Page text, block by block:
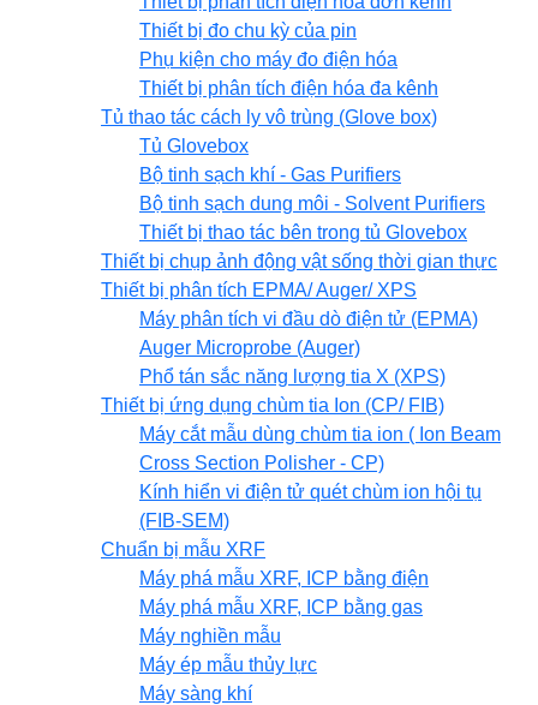
Thiết bị đo chu kỳ của pin
Phụ kiện cho máy đo điện hóa
Thiết bị phân tích điện hóa đa kênh
Tủ thao tác cách ly vô trùng (Glove box)
Tủ Glovebox
Bộ tinh sạch khí - Gas Purifiers
Bộ tinh sạch dung môi - Solvent Purifiers
Thiết bị thao tác bên trong tủ Glovebox
Thiết bị chụp ảnh động vật sống thời gian thực
Thiết bị phân tích EPMA/ Auger/ XPS
Máy phân tích vi đầu dò điện tử (EPMA)
Auger Microprobe (Auger)
Phổ tán sắc năng lượng tia X (XPS)
Thiết bị ứng dụng chùm tia Ion (CP/ FIB)
Máy cắt mẫu dùng chùm tia ion ( Ion Beam
Cross Section Polisher - CP)
Kính hiển vi điện tử quét chùm ion hội tụ
(FIB-SEM)
Chuẩn bị mẫu XRF
Máy phá mẫu XRF, ICP bằng điện
Máy phá mẫu XRF, ICP bằng gas
Máy nghiền mẫu
Máy ép mẫu thủy lực
Máy sàng khí